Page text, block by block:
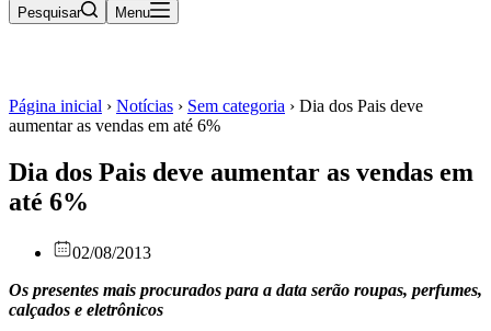
Pesquisar Menu
Página inicial › Notícias › Sem categoria › Dia dos Pais deve
aumentar as vendas em até 6%
Dia dos Pais deve aumentar as vendas em
até 6%
02/08/2013
Os presentes mais procurados para a data serão roupas, perfumes,
calçados e eletrônicos